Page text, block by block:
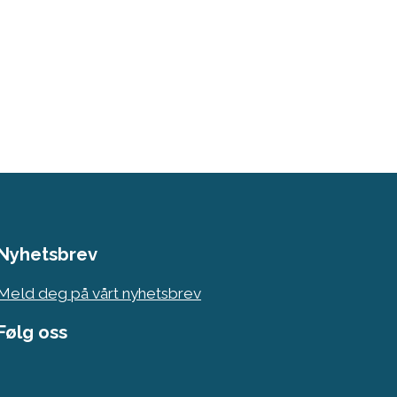
deg på vårt nyhetsbrev
oss